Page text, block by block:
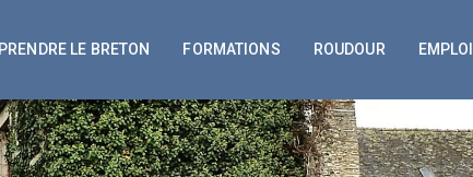
LE BRETON FORMATIONS ROUDOUR EMPLOI